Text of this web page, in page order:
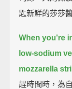
匙新鮮的莎莎
When you're
low-sodium
mozzarella
趕時間時，為